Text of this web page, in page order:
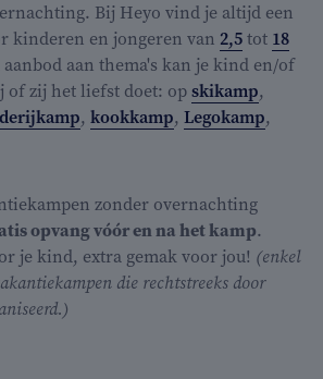
Bij Heyo vind je altijd een
kinderen en jongeren van 2,5tot 18
aan thema's kan je kind en/of
of zij het liefst doet: opskikamp,
, kookkamp, Legokamp,
zonder overnachting
opvang vóór en na het kamp.
je kind, extra gemak voor jou! (enkel
die rechtstreeks door